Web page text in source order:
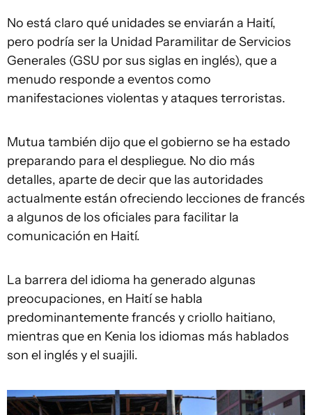
No está claro qué unidades se enviarán a Haití,
pero podría ser la Unidad Paramilitar de Servicios
Generales (GSU por sus siglas en inglés), que a
menudo responde a eventos como
manifestaciones violentas y ataques terroristas.
Mutua también dijo que el gobierno se ha estado
preparando para el despliegue. No dio más
detalles, aparte de decir que las autoridades
actualmente están ofreciendo lecciones de francés
a algunos de los oficiales para facilitar la
comunicación en Haití.
La barrera del idioma ha generado algunas
preocupaciones, en Haití se habla
predominantemente francés y criollo haitiano,
mientras que en Kenia los idiomas más hablados
son el inglés y el suajili.